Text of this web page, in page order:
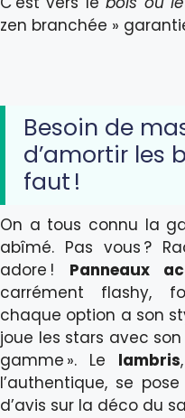
zen branchée »
Besoin de
d’amortir les
faut !
On a tous connu la
abîmé. Pas vous ?
adore ! Panneaux
carrément flashy,
chaque option a son
joue les stars avec
gamme ». Le lambris
l’authentique, se
d’avis sur la déco du